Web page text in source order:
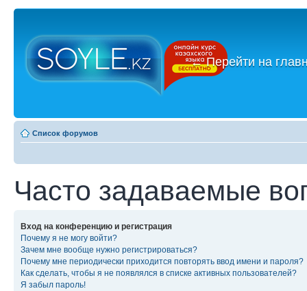
←Перейти на
Список форумов
Часто задаваемые
Вход на конференцию и регистрация
Почему я не могу войти?
Зачем мне вообще нужно регистрироваться?
Почему мне периодически приходится повторять ввод имени и пароля?
Как сделать, чтобы я не появлялся в списке активных пользователей?
Я забыл пароль!